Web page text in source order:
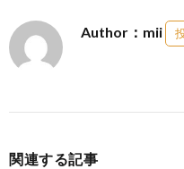
Author：mii
関連する記事